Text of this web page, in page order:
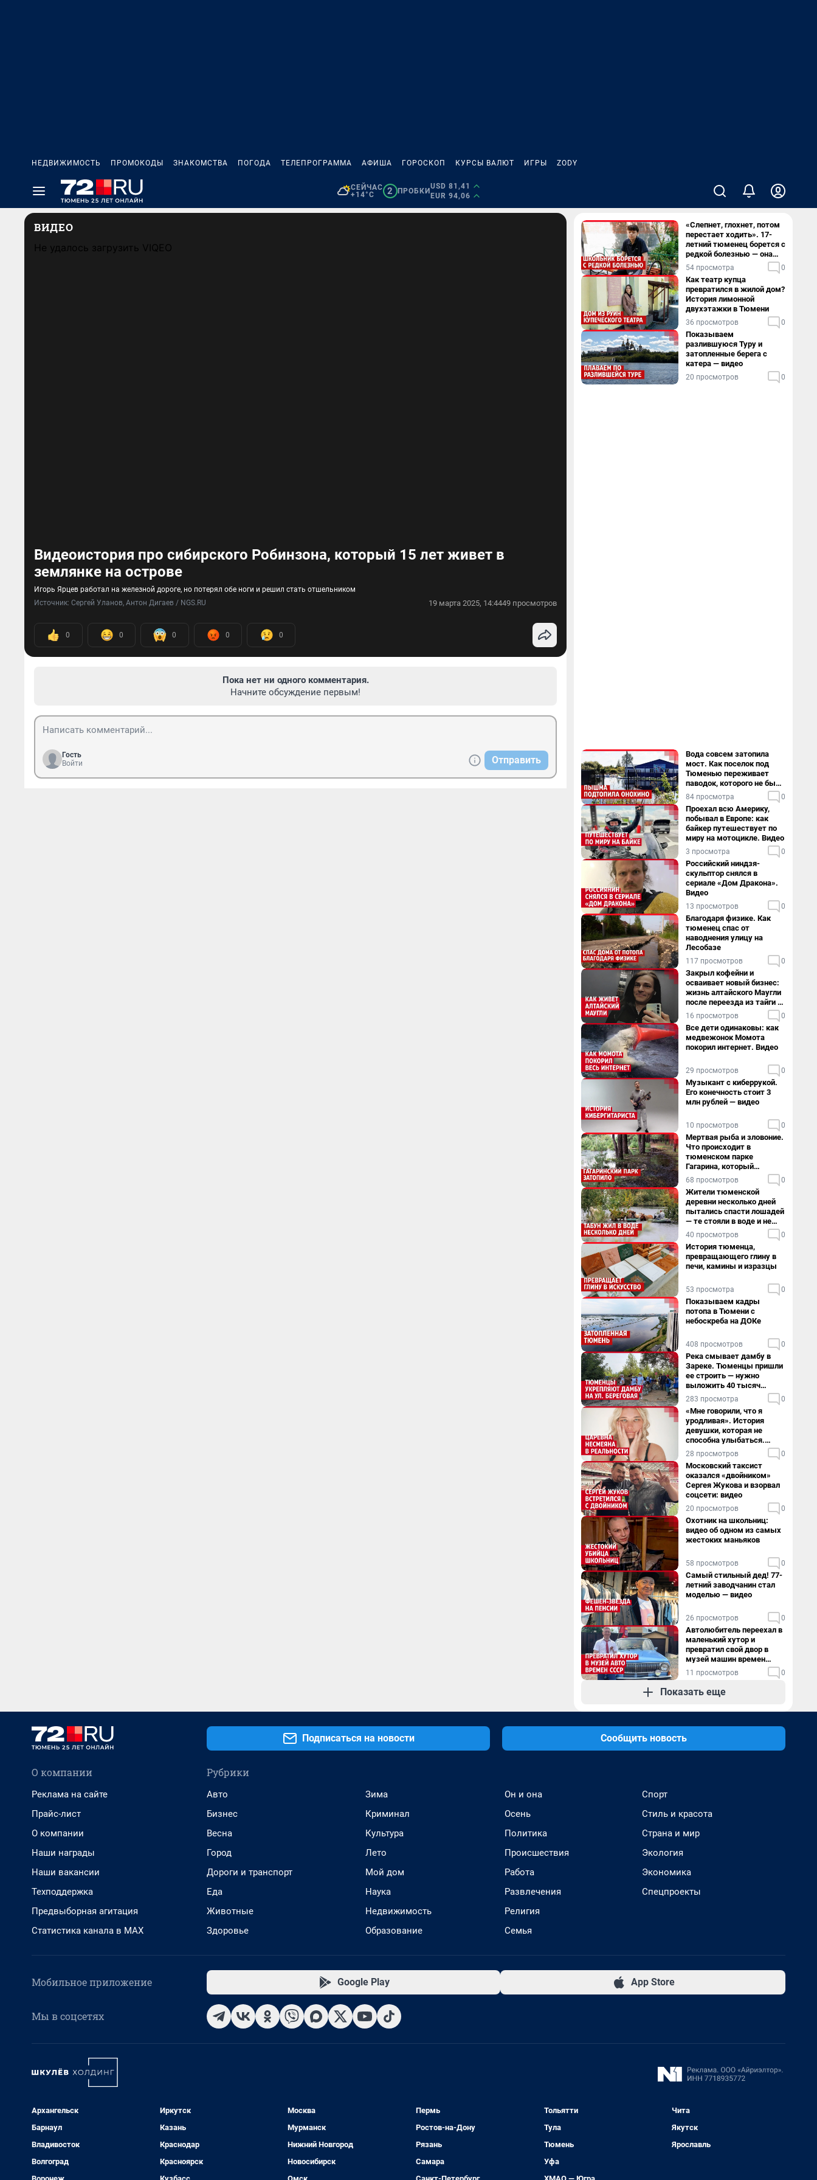
НЕДВИЖИМОСТЬ ПРОМОКОДЫ ЗНАКОМСТВА ПОГОДА ТЕЛЕПРОГРАММА АФИША ГОРОСКОП КУРСЫ ВАЛЮТ ИГРЫ ZODY
СЕЙЧАС
+14°C
2 ПРОБКИ
USD 81,41
EUR 94,06
ВИДЕО
Не удалось загрузить VIQEO
Видеоистория про сибирского Робинзона, который 15 лет живет в
землянке на острове
Игорь Ярцев работал на железной дороге, но потерял обе ноги и решил стать отшельником
Источник: Сергей Уланов, Антон Дигаев / NGS.RU 19 марта 2025, 14:4449 просмотров
0 0 0 0 0
Пока нет ни одного комментария.
Начните обсуждение первым!
Гость
Войти
Отправить
«Слепнет, глохнет, потом
перестает ходить». 17-
летний тюменец борется с
редкой болезнью — она
разрушает мозг
54 просмотра 0
Как театр купца
превратился в жилой дом?
История лимонной
двухэтажки в Тюмени
36 просмотров 0
Показываем
разлившуюся Туру и
затопленные берега с
катера — видео
20 просмотров 0
Вода совсем затопила
мост. Как поселок под
Тюменью переживает
паводок, которого не было
в его истории — репортаж
84 просмотра 0
Проехал всю Америку,
побывал в Европе: как
байкер путешествует по
миру на мотоцикле. Видео
3 просмотра 0
Российский ниндзя-
скульптор снялся в
сериале «Дом Дракона».
Видео
13 просмотров 0
Благодаря физике. Как
тюменец спас от
наводнения улицу на
Лесобазе
117 просмотров 0
Закрыл кофейни и
осваивает новый бизнес:
жизнь алтайского Маугли
после переезда из тайги в
столицу
16 просмотров 0
Все дети одинаковы: как
медвежонок Момота
покорил интернет. Видео
29 просмотров 0
Музыкант с киберрукой.
Его конечность стоит 3
млн рублей — видео
10 просмотров 0
Мертвая рыба и зловоние.
Что происходит в
тюменском парке
Гагарина, который
поглощает черная вода
68 просмотров 0
Жители тюменской
деревни несколько дней
пытались спасти лошадей
— те стояли в воде и не
хотели уходить
40 просмотров 0
История тюменца,
превращающего глину в
печи, камины и изразцы
53 просмотра 0
Показываем кадры
потопа в Тюмени с
небоскреба на ДОКе
408 просмотров 0
Река смывает дамбу в
Зареке. Тюменцы пришли
ее строить — нужно
выложить 40 тысяч
мешков за сутки
283 просмотра 0
«Мне говорили, что я
уродливая». История
девушки, которая не
способна улыбаться.
Видео
28 просмотров 0
Московский таксист
оказался «двойником»
Сергея Жукова и взорвал
соцсети: видео
20 просмотров 0
Охотник на школьниц:
видео об одном из самых
жестоких маньяков
58 просмотров 0
Самый стильный дед! 77-
летний заводчанин стал
моделью — видео
26 просмотров 0
Автолюбитель переехал в
маленький хутор и
превратил свой двор в
музей машин времен
СССР. Видео
11 просмотров 0
Показать еще
Подписаться на новости Сообщить новость
О компании
Реклама на сайте
Прайс-лист
О компании
Наши награды
Наши вакансии
Техподдержка
Предвыборная агитация
Статистика канала в MAX
Рубрики
Авто
Бизнес
Весна
Город
Дороги и транспорт
Еда
Животные
Здоровье
Зима
Криминал
Культура
Лето
Мой дом
Наука
Недвижимость
Образование
Он и она
Осень
Политика
Происшествия
Работа
Развлечения
Религия
Семья
Спорт
Стиль и красота
Страна и мир
Экология
Экономика
Спецпроекты
Мобильное приложение Google Play App Store
Мы в соцсетях
Архангельск
Барнаул
Владивосток
Волгоград
Иркутск
Казань
Краснодар
Красноярск
Москва
Мурманск
Нижний Новгород
Новосибирск
Пермь
Ростов-на-Дону
Рязань
Самара
Тольятти
Тула
Тюмень
Уфа
Чита
Якутск
Ярославль